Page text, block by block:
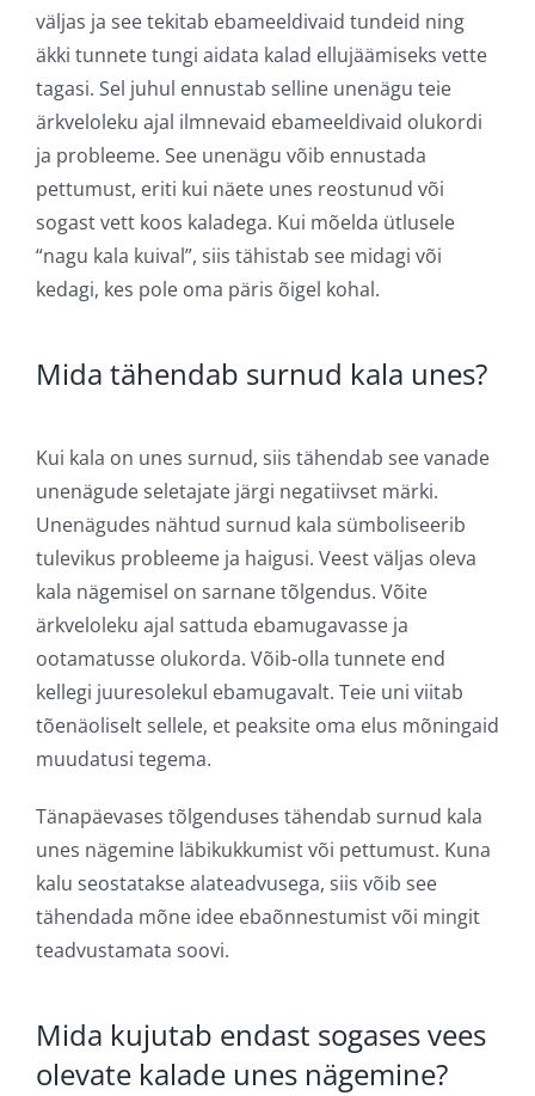
väljas ja see tekitab ebameeldivaid tundeid ning
äkki tunnete tungi aidata kalad ellujäämiseks vette
tagasi. Sel juhul ennustab selline unenägu teie
ärkveloleku ajal ilmnevaid ebameeldivaid olukordi
ja probleeme. See unenägu võib ennustada
pettumust, eriti kui näete unes reostunud või
sogast vett koos kaladega. Kui mõelda ütlusele
“nagu kala kuival”, siis tähistab see midagi või
kedagi, kes pole oma päris õigel kohal.
Mida tähendab surnud kala unes?
Kui kala on unes surnud, siis tähendab see vanade
unenägude seletajate järgi negatiivset märki.
Unenägudes nähtud surnud kala sümboliseerib
tulevikus probleeme ja haigusi. Veest väljas oleva
kala nägemisel on sarnane tõlgendus. Võite
ärkveloleku ajal sattuda ebamugavasse ja
ootamatusse olukorda. Võib-olla tunnete end
kellegi juuresolekul ebamugavalt. Teie uni viitab
tõenäoliselt sellele, et peaksite oma elus mõningaid
muudatusi tegema.
Tänapäevases tõlgenduses tähendab surnud kala
unes nägemine läbikukkumist või pettumust. Kuna
kalu seostatakse alateadvusega, siis võib see
tähendada mõne idee ebaõnnestumist või mingit
teadvustamata soovi.
Mida kujutab endast sogases vees
olevate kalade unes nägemine?